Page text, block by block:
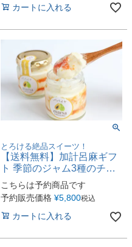
カートに入れる
とろける絶品スイーツ！
【送料無料】加計呂麻ギフ
ト 季節のジャム3種のチー
ズケーキ
こちらは予約商品です
予約販売価格 ¥5,800税込
カートに入れる